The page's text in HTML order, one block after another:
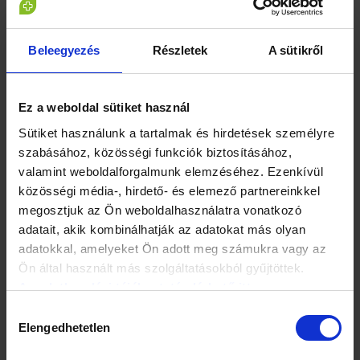
Beleegyezés Részletek A sütikről
Ez a weboldal sütiket használ
Sütiket használunk a tartalmak és hirdetések személyre
szabásához, közösségi funkciók biztosításához,
valamint weboldalforgalmunk elemzéséhez. Ezenkívül
közösségi média-, hirdető- és elemező partnereinkkel
megosztjuk az Ön weboldalhasználatra vonatkozó
adatait, akik kombinálhatják az adatokat más olyan
adatokkal, amelyeket Ön adott meg számukra vagy az
Ön által használt más szolgáltatásokból gyűjtöttek.
Az adatkezelési tájékoztató elérhető itt.
kiválasztása
Elengedhetetlen
a fogak és a szilárd szájképletek felszínén megtapadó
ételmaradványok, baktériumok, hámsejtek, immunsejtek
néhány, fogmosás nélkül eltöltött nap, mialatt az
ételmaradék keveredik a nyállal és a rengeteg
megtelepedését:
- torlódott fogak, amelyeknek igen nehéz tisztán tartani
minden felületét,
- rosszul záró vagy helytelenül készített tömések, koronák,
hidak, fogsorok,
- csökkent nyálmennyiség,
- dohányzás.
Hogyan távolíthatjuk el a plakkot?
fogmosással (a megfelelő technikát fogorvostól vagy
dentálhigiénikustól is megtanulhatjuk).